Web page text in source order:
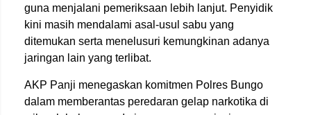
guna menjalani pemeriksaan lebih lanjut. Penyidik
kini masih mendalami asal-usul sabu yang
ditemukan serta menelusuri kemungkinan adanya
jaringan lain yang terlibat.
AKP Panji menegaskan komitmen Polres Bungo
dalam memberantas peredaran gelap narkotika di